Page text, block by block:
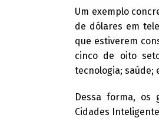
Um exemplo
de dólares em
que estiverem
cinco de oito
tecnologia; saúde;
Dessa forma, os
Cidades